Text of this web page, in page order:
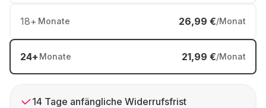
18+ Monate 26,99 €/Monat
24+ Monate 21,99 €/Monat
14 Tage anfängliche Widerrufsfrist